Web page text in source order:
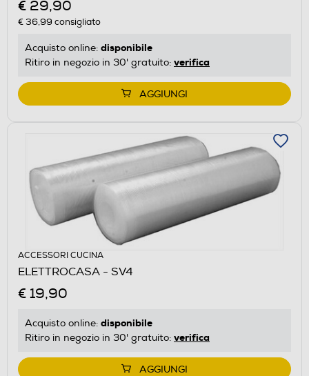
€ 29,90
€ 36,99 consigliato
Acquisto online: disponibile
Ritiro in negozio in 30' gratuito: verifica
AGGIUNGI
ACCESSORI CUCINA
ELETTROCASA - SV4
€ 19,90
Acquisto online: disponibile
Ritiro in negozio in 30' gratuito: verifica
AGGIUNGI